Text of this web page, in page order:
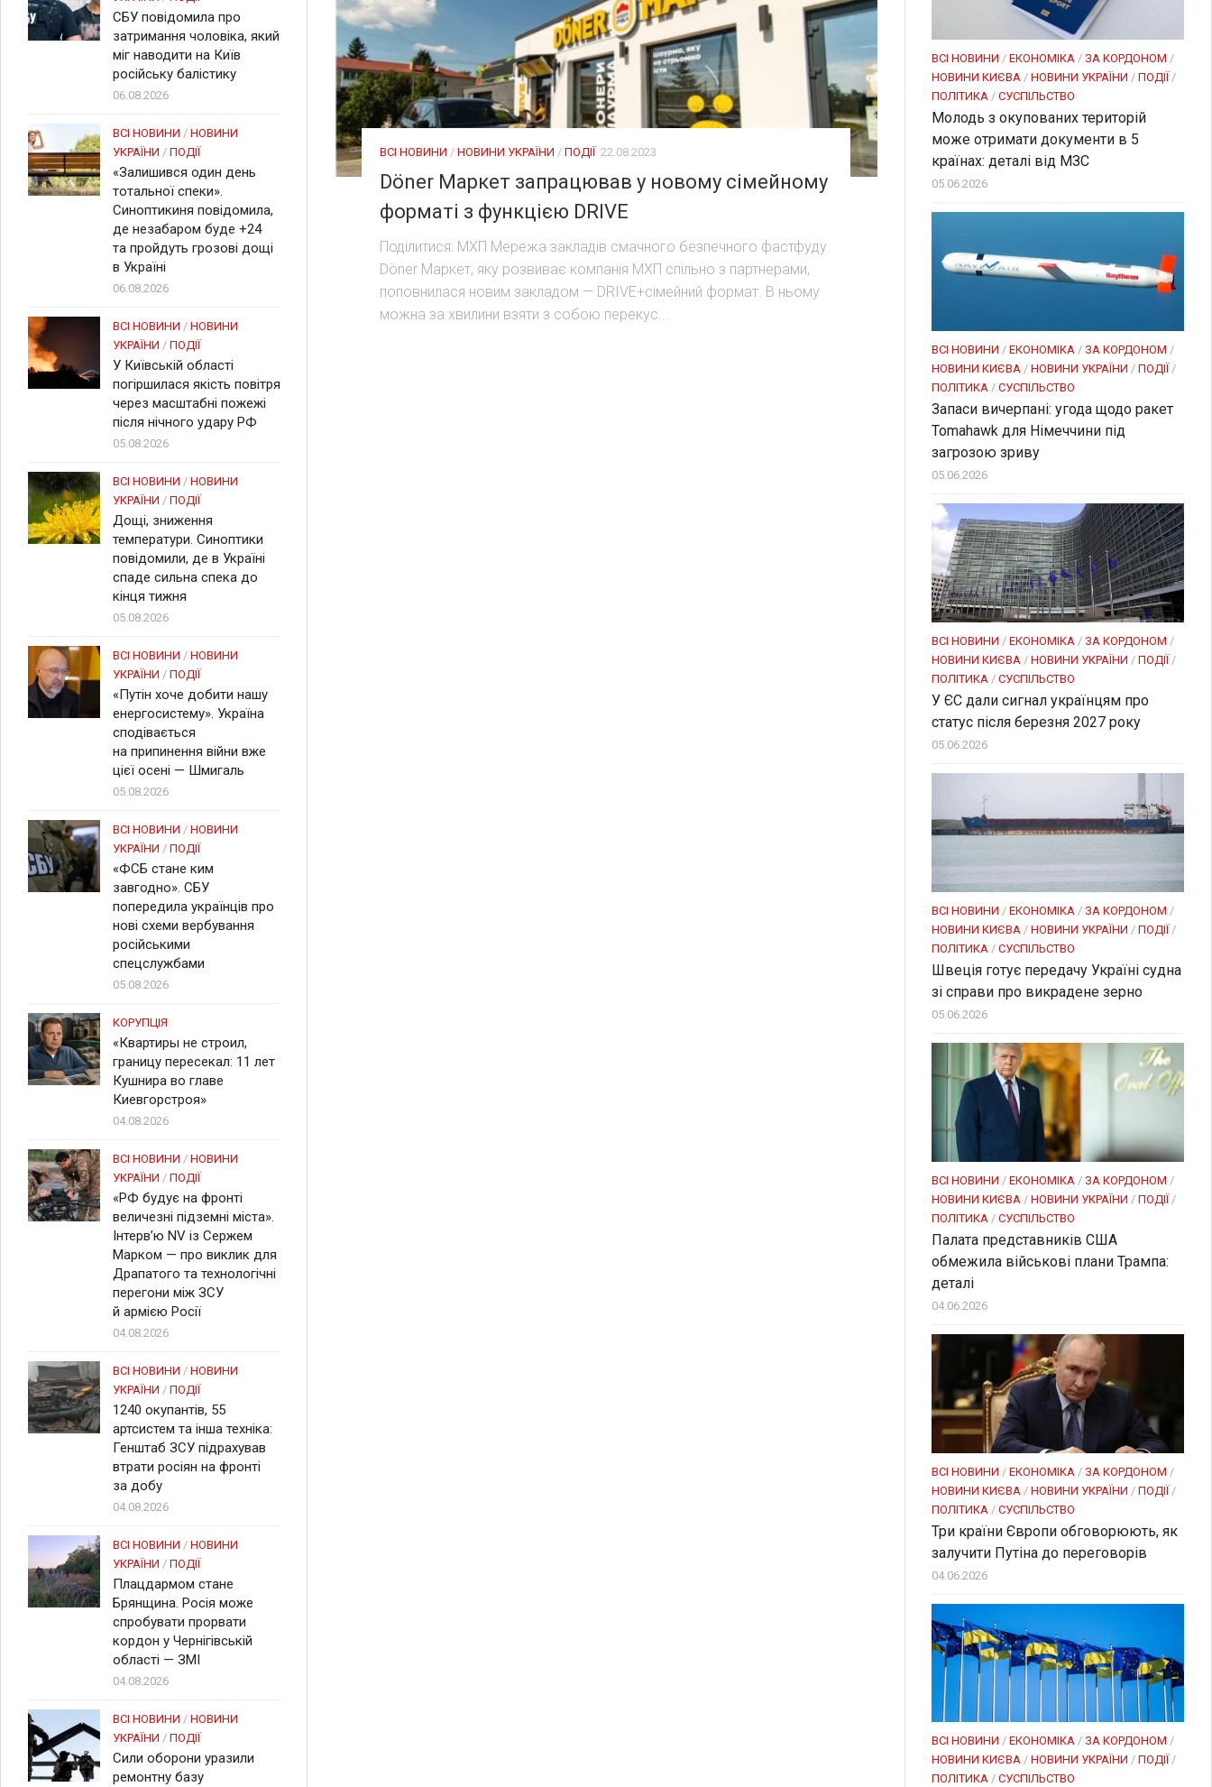
ВСІ НОВИНИ / НОВИНИ УКРАЇНИ / ПОДІЇ 22.08.2023
Döner Маркет запрацював у новому сімейному
форматі з функцією DRIVE
Поділитися: МХП Мережа закладів смачного безпечного фастфуду
Döner Маркет, яку розвиває компанія МХП спільно з партнерами,
поповнилася новим закладом — DRIVE+сімейний формат. В ньому
можна за хвилини взяти з собою перекус...
СБУ повідомила про
затримання чоловіка, який
міг наводити на Київ
російську балістику
06.08.2026
ВСІ НОВИНИ / НОВИНИ
УКРАЇНИ / ПОДІЇ
«Залишився один день
тотальної спеки».
Синоптикиня повідомила,
де незабаром буде +24
та пройдуть грозові дощі
в Україні
06.08.2026
ВСІ НОВИНИ / НОВИНИ
УКРАЇНИ / ПОДІЇ
У Київській області
погіршилася якість повітря
через масштабні пожежі
після нічного удару РФ
05.08.2026
ВСІ НОВИНИ / НОВИНИ
УКРАЇНИ / ПОДІЇ
Дощі, зниження
температури. Синоптики
повідомили, де в Україні
спаде сильна спека до
кінця тижня
05.08.2026
ВСІ НОВИНИ / НОВИНИ
УКРАЇНИ / ПОДІЇ
«Путін хоче добити нашу
енергосистему». Україна
сподівається
на припинення війни вже
цієї осені — Шмигаль
05.08.2026
ВСІ НОВИНИ / НОВИНИ
УКРАЇНИ / ПОДІЇ
«ФСБ стане ким
завгодно». СБУ
попередила українців про
нові схеми вербування
російськими
спецслужбами
05.08.2026
КОРУПЦІЯ
«Квартиры не строил,
границу пересекал: 11 лет
Кушнира во главе
Киевгорстроя»
04.08.2026
ВСІ НОВИНИ / НОВИНИ
УКРАЇНИ / ПОДІЇ
«РФ будує на фронті
величезні підземні міста».
Інтерв’ю NV із Сержем
Марком — про виклик для
Драпатого та технологічні
перегони між ЗСУ
й армією Росії
04.08.2026
ВСІ НОВИНИ / НОВИНИ
УКРАЇНИ / ПОДІЇ
1240 окупантів, 55
артсистем та інша техніка:
Генштаб ЗСУ підрахував
втрати росіян на фронті
за добу
04.08.2026
ВСІ НОВИНИ / НОВИНИ
УКРАЇНИ / ПОДІЇ
Плацдармом стане
Брянщина. Росія може
спробувати прорвати
кордон у Чернігівській
області — ЗМІ
04.08.2026
ВСІ НОВИНИ / НОВИНИ
УКРАЇНИ / ПОДІЇ
Сили оборони уразили
ремонтну базу
ВСІ НОВИНИ / ЕКОНОМІКА / ЗА КОРДОНОМ /
НОВИНИ КИЄВА / НОВИНИ УКРАЇНИ / ПОДІЇ /
ПОЛІТИКА / СУСПІЛЬСТВО
Молодь з окупованих територій
може отримати документи в 5
країнах: деталі від МЗС
05.06.2026
ВСІ НОВИНИ / ЕКОНОМІКА / ЗА КОРДОНОМ /
НОВИНИ КИЄВА / НОВИНИ УКРАЇНИ / ПОДІЇ /
ПОЛІТИКА / СУСПІЛЬСТВО
Запаси вичерпані: угода щодо ракет
Tomahawk для Німеччини під
загрозою зриву
05.06.2026
ВСІ НОВИНИ / ЕКОНОМІКА / ЗА КОРДОНОМ /
НОВИНИ КИЄВА / НОВИНИ УКРАЇНИ / ПОДІЇ /
ПОЛІТИКА / СУСПІЛЬСТВО
У ЄС дали сигнал українцям про
статус після березня 2027 року
05.06.2026
ВСІ НОВИНИ / ЕКОНОМІКА / ЗА КОРДОНОМ /
НОВИНИ КИЄВА / НОВИНИ УКРАЇНИ / ПОДІЇ/
ПОЛІТИКА / СУСПІЛЬСТВО
Швеція готує передачу Україні судна
зі справи про викрадене зерно
05.06.2026
ВСІ НОВИНИ / ЕКОНОМІКА / ЗА КОРДОНОМ /
НОВИНИ КИЄВА / НОВИНИ УКРАЇНИ / ПОДІЇ/
ПОЛІТИКА / СУСПІЛЬСТВО
Палата представників США
обмежила військові плани Трампа:
деталі
04.06.2026
ВСІ НОВИНИ / ЕКОНОМІКА / ЗА КОРДОНОМ /
НОВИНИ КИЄВА / НОВИНИ УКРАЇНИ / ПОДІЇ/
ПОЛІТИКА / СУСПІЛЬСТВО
Три країни Європи обговорюють, як
залучити Путіна до переговорів
04.06.2026
ВСІ НОВИНИ / ЕКОНОМІКА / ЗА КОРДОНОМ /
НОВИНИ КИЄВА / НОВИНИ УКРАЇНИ / ПОДІЇ /
ПОЛІТИКА / СУСПІЛЬСТВО